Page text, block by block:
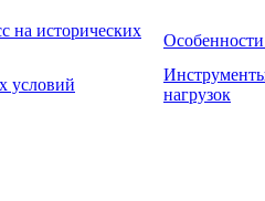
на исторических
условий
нагрузок